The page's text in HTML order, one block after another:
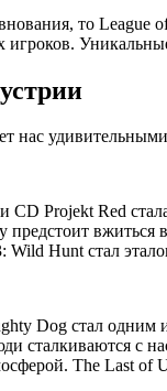
то
нас
CD Projekt Red
Wild Hunt стал
Dog стал
сталкиваются
The Last of